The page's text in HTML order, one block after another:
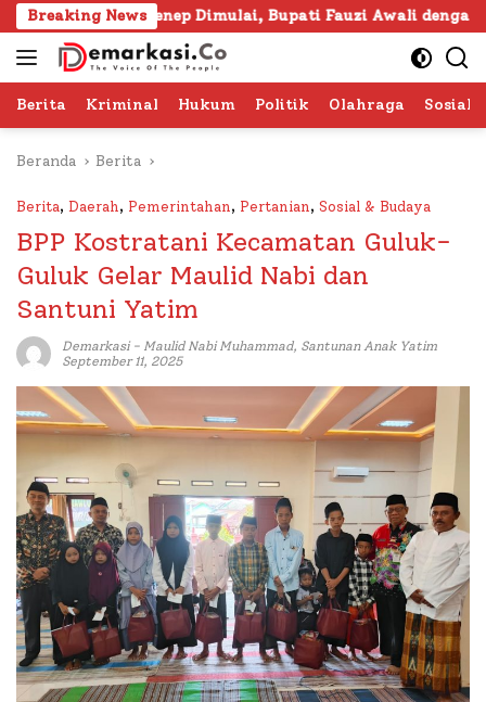
Langsung
ke
konten
Breaking News
Dimulai, Bupati Fauzi Awali dengan Doa untuk
Berita Kriminal Hukum Politik Olahraga Sosial
Beranda Berita
Berita, Daerah, Pemerintahan, Pertanian, Sosial & Budaya
BPP Kostratani Kecamatan Guluk-
Guluk Gelar Maulid Nabi dan
Santuni Yatim
Demarkasi- Maulid Nabi Muhammad, Santunan Anak Yatim
September 11, 2025